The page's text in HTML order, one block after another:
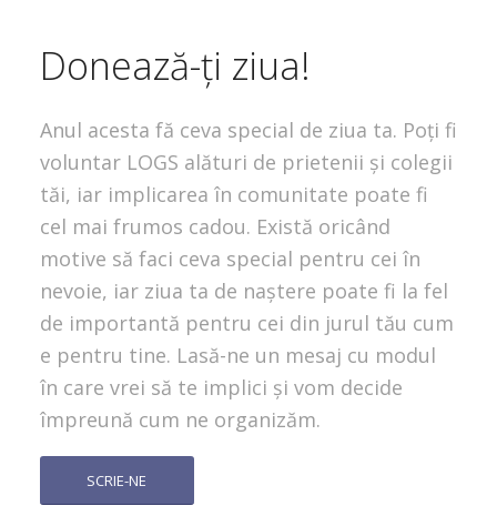
Donează-ți ziua!
Anul acesta fă ceva special de ziua ta. Poți fi
voluntar LOGS alături de prietenii și colegii
tăi, iar implicarea în comunitate poate fi
cel mai frumos cadou. Există oricând
motive să faci ceva special pentru cei în
nevoie, iar ziua ta de naștere poate fi la fel
de importantă pentru cei din jurul tău cum
e pentru tine. Lasă-ne un mesaj cu modul
în care vrei să te implici și vom decide
împreună cum ne organizăm.
SCRIE-NE